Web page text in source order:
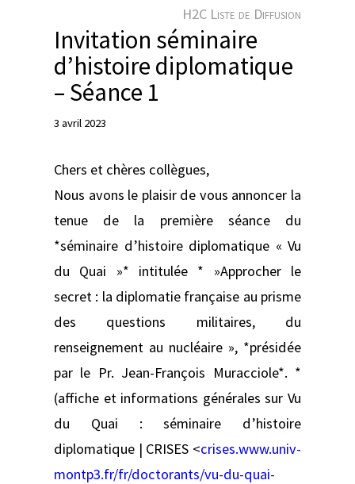
H2C Liste de Diffusion
Invitation séminaire
d’histoire diplomatique
– Séance 1
3 avril 2023
Chers et chères collègues,
Nous avons le plaisir de vous annoncer la
tenue de la première séance du
*séminaire d’histoire diplomatique « Vu
du Quai »* intitulée * »Approcher le
secret : la diplomatie française au prisme
des questions militaires, du
renseignement au nucléaire », *présidée
par le Pr. Jean-François Muracciole*. *
(affiche et informations générales sur Vu
du Quai : séminaire d’histoire
diplomatique | CRISES <crises.www.univ-
montp3.fr/fr/doctorants/vu-du-quai-